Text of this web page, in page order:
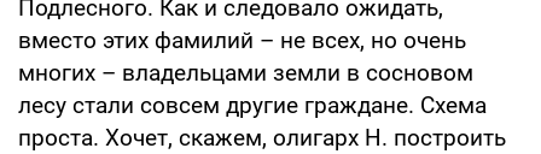
Подлесного. Как и следовало ожидать,
вместо этих фамилий – не всех, но очень
многих – владельцами земли в сосновом
лесу стали совсем другие граждане. Схема
проста. Хочет, скажем, олигарх Н. построить